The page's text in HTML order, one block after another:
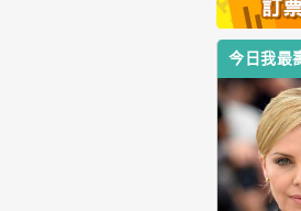
今日我最